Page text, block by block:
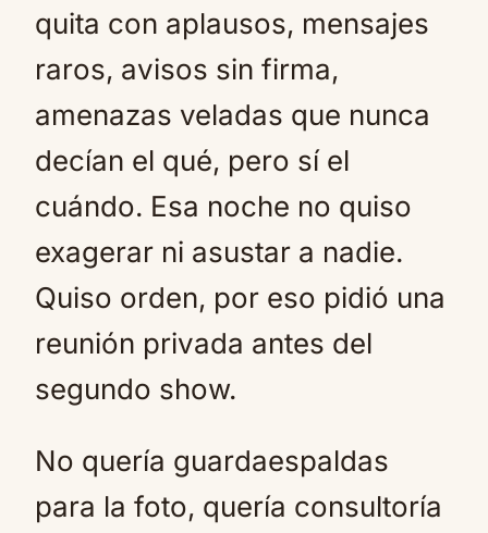
quita con aplausos, mensajes
raros, avisos sin firma,
amenazas veladas que nunca
decían el qué, pero sí el
cuándo. Esa noche no quiso
exagerar ni asustar a nadie.
Quiso orden, por eso pidió una
reunión privada antes del
segundo show.
No quería guardaespaldas
para la foto, quería consultoría